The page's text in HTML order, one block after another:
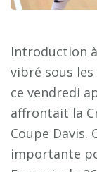
Introduction
vibré sous
ce vendredi
affrontait la
Coupe Davis.
importante